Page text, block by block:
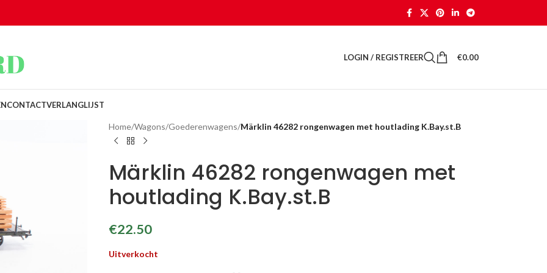
LOGIN / REGISTREER €0.00
CONTACTVERLANGLIJST
Home/Wagons/Goederenwagens/Märklin 46282 rongenwagen met houtlading K.Bay.st.B
Märklin 46282 rongenwagen met
houtlading K.Bay.st.B
€22.50
Uitverkocht